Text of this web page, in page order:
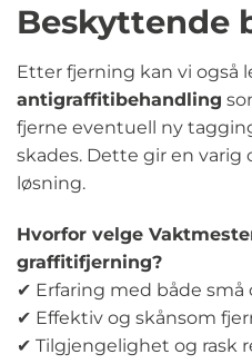
Beskyttende
Etter fjerning kan vi også
antigraffitibehandling
fjerne eventuell ny
skades. Dette gir en
løsning.
Hvorfor velge
graffitifjerning?
✔ Erfaring med både
✔ Effektiv og skånsom
✔ Tilgjengelighet og rask